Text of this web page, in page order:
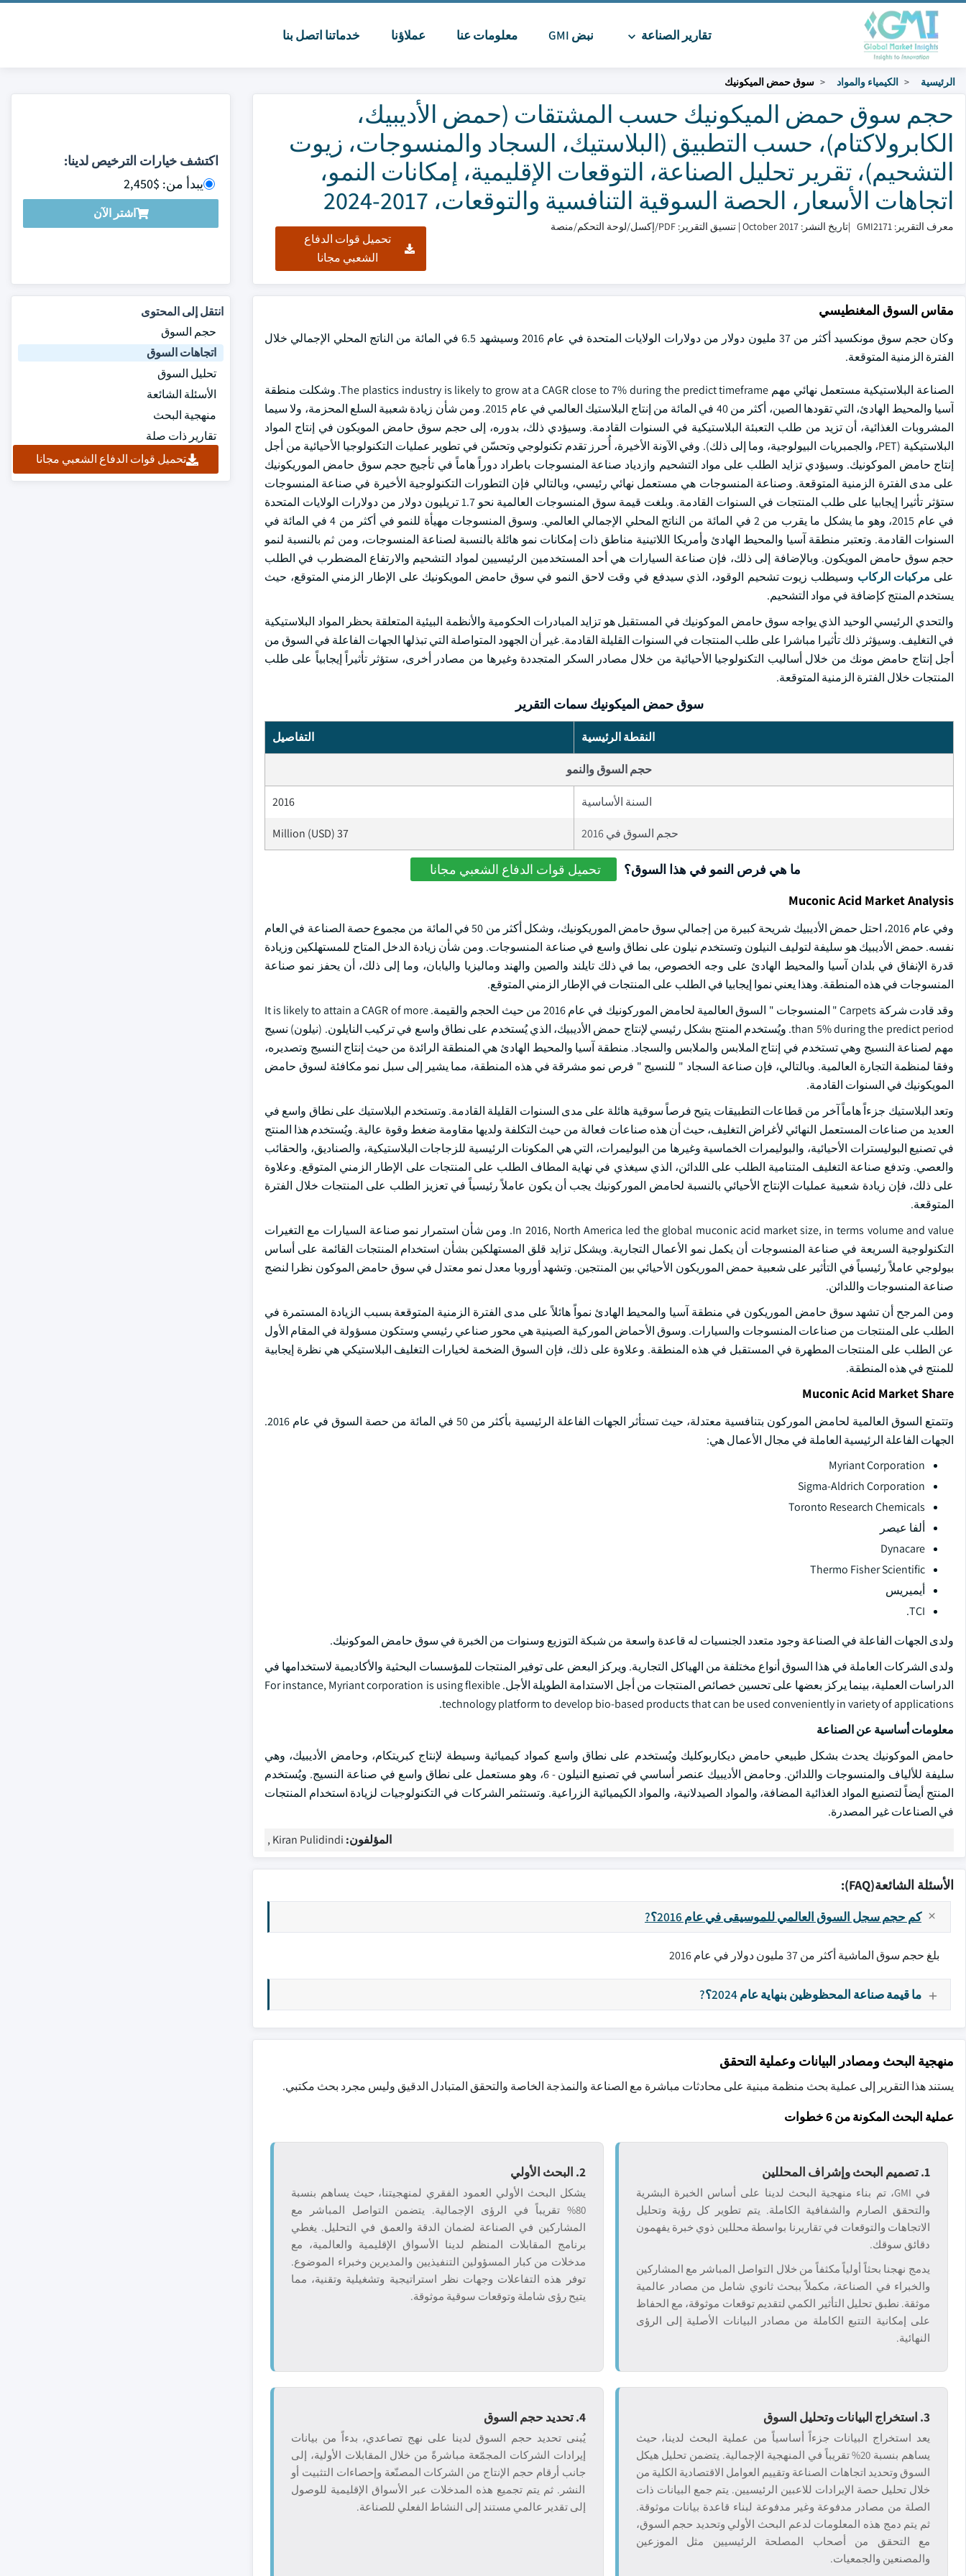
تقارير الصناعة نبض GMI معلومات عنا عملاؤنا خدماتنا اتصل بنا
الرئيسية الكيمياء والمواد سوق حمض الميكونيك
حجم سوق حمض الميكونيك حسب المشتقات (حمض الأديبيك،
الكابرولاكتام)، حسب التطبيق (البلاستيك، السجاد والمنسوجات، زيوت
التشحيم)، تقرير تحليل الصناعة، التوقعات الإقليمية، إمكانات النمو،
اتجاهات الأسعار، الحصة السوقية التنافسية والتوقعات، 2017-2024
معرف التقرير: GMI2171 |تاريخ النشر: October 2017 | تنسيق التقرير: PDF/إكسل/لوحة التحكم/منصة
تحميل قوات الدفاع
الشعبي مجانا
اكتشف خيارات الترخيص لدينا:
يبدأ من: $2,450
اشتر الآن
مقاس السوق المغنطيسي
وكان حجم سوق مونكسيد أكثر من 37 مليون دولار من دولارات الولايات المتحدة في عام 2016 وسيشهد 6.5 في المائة من الناتج المحلي الإجمالي خلال
الفترة الزمنية المتوقعة.
الصناعة البلاستيكية مستعمل نهائي مهم The plastics industry is likely to grow at a CAGR close to 7% during the predict timeframe. وشكلت منطقة
آسيا والمحيط الهادئ، التي تقودها الصين، أكثر من 40 في المائة من إنتاج البلاستيك العالمي في عام 2015. ومن شأن زيادة شعبية السلع المحزمة، ولا سيما
المشروبات الغذائية، أن تزيد من طلب التعبئة البلاستيكية في السنوات القادمة. وسيؤدي ذلك، بدوره، إلى حجم سوق حامض المويكون في إنتاج المواد
البلاستيكية (PET، والجمبريات البيولوجية، وما إلى ذلك). وفي الآونة الأخيرة، أُحرز تقدم تكنولوجي وتحسّن في تطوير عمليات التكنولوجيا الأحيائية من أجل
إنتاج حامض الموكونيك. وسيؤدي تزايد الطلب على مواد التشحيم وازدياد صناعة المنسوجات باطراد دوراً هاماً في تأجيج حجم سوق حامض الموريكونيك
على مدى الفترة الزمنية المتوقعة. وصناعة المنسوجات هي مستعمل نهائي رئيسي، وبالتالي فإن التطورات التكنولوجية الأخيرة في صناعة المنسوجات
ستؤثر تأثيرا إيجابيا على طلب المنتجات في السنوات القادمة. وبلغت قيمة سوق المنسوجات العالمية نحو 1.7 تريليون دولار من دولارات الولايات المتحدة
في عام 2015، وهو ما يشكل ما يقرب من 2 في المائة من الناتج المحلي الإجمالي العالمي. وسوق المنسوجات مهيأة للنمو في أكثر من 4 في المائة في
السنوات القادمة. وتعتبر منطقة آسيا والمحيط الهادئ وأمريكا اللاتينية مناطق ذات إمكانات نمو هائلة بالنسبة لصناعة المنسوجات، ومن ثم بالنسبة لنمو
حجم سوق حامض المويكون. وبالإضافة إلى ذلك، فإن صناعة السيارات هي أحد المستخدمين الرئيسيين لمواد التشحيم والارتفاع المضطرب في الطلب
على مركبات الركاب وسيطلب زيوت تشحيم الوقود، الذي سيدفع في وقت لاحق النمو في سوق حامض المويكونيك على الإطار الزمني المتوقع، حيث
يستخدم المنتج كإضافة في مواد التشحيم.
والتحدي الرئيسي الوحيد الذي يواجه سوق حامض الموكونيك في المستقبل هو تزايد المبادرات الحكومية والأنظمة البيئية المتعلقة بحظر المواد البلاستيكية
في التغليف. وسيؤثر ذلك تأثيرا مباشرا على طلب المنتجات في السنوات القليلة القادمة. غير أن الجهود المتواصلة التي تبذلها الجهات الفاعلة في السوق من
أجل إنتاج حامض مونك من خلال أساليب التكنولوجيا الأحيائية من خلال مصادر السكر المتجددة وغيرها من مصادر أخرى، ستؤثر تأثيراً إيجابياً على طلب
المنتجات خلال الفترة الزمنية المتوقعة.
سوق حمض الميكونيك سمات التقرير
النقطة الرئيسية التفاصيل
حجم السوق والنمو
السنة الأساسية 2016
حجم السوق في 2016 37 Million (USD)
ما هي فرص النمو في هذا السوق؟
تحميل قوات الدفاع الشعبي مجانا
Muconic Acid Market Analysis
وفي عام 2016، احتل حمض الأديبيك شريحة كبيرة من إجمالي سوق حامض الموريكونيك، وشكل أكثر من 50 في المائة من مجموع حصة الصناعة في العام
نفسه. حمض الأديبيك هو سليفة لتوليف النيلون وتستخدم نيلون على نطاق واسع في صناعة المنسوجات. ومن شأن زيادة الدخل المتاح للمستهلكين وزيادة
قدرة الإنفاق في بلدان آسيا والمحيط الهادئ على وجه الخصوص، بما في ذلك تايلند والصين والهند وماليزيا واليابان، وما إلى ذلك، أن يحفز نمو صناعة
المنسوجات في هذه المنطقة. وهذا يعني نموا إيجابيا في الطلب على المنتجات في الإطار الزمني المتوقع.
وقد قادت شركة Carpets " المنسوجات " السوق العالمية لحامض الموركونيك في عام 2016 من حيث الحجم والقيمة. It is likely to attain a CAGR of more
than 5% during the predict period. ويُستخدم المنتج بشكل رئيسي لإنتاج حمض الأديبيك، الذي يُستخدم على نطاق واسع في تركيب النايلون. (نيلون) نسيج
مهم لصناعة النسيج وهي تستخدم في إنتاج الملابس والملابس والسجاد. منطقة آسيا والمحيط الهادئ هي المنطقة الرائدة من حيث إنتاج النسيج وتصديره،
وفقا لمنظمة التجارة العالمية. وبالتالي، فإن صناعة السجاد " للنسيج " فرص نمو مشرقة في هذه المنطقة، مما يشير إلى سبل نمو مكافئة لسوق حامض
المويكونيك في السنوات القادمة.
وتعد البلاستيك جزءاً هاماً آخر من قطاعات التطبيقات يتيح فرصاً سوقية هائلة على مدى السنوات القليلة القادمة. وتستخدم البلاستيك على نطاق واسع في
العديد من صناعات المستعمل النهائي لأغراض التغليف، حيث أن هذه صناعات فعالة من حيث التكلفة ولديها مقاومة ضغط وقوة عالية. ويُستخدم هذا المنتج
في تصنيع البوليسترات الأحيائية، والبوليمرات الخماسية وغيرها من البوليمرات، التي هي المكونات الرئيسية للزجاجات البلاستيكية، والصناديق، والحقائب
والعصي. وتدفع صناعة التغليف المتنامية الطلب على اللدائن، الذي سيغذي في نهاية المطاف الطلب على المنتجات على الإطار الزمني المتوقع. وعلاوة
على ذلك، فإن زيادة شعبية عمليات الإنتاج الأحيائي بالنسبة لحامض الموركونيك يجب أن يكون عاملاً رئيسياً في تعزيز الطلب على المنتجات خلال الفترة
المتوقعة.
In 2016, North America led the global muconic acid market size, in terms volume and value. ومن شأن استمرار نمو صناعة السيارات مع التغيرات
التكنولوجية السريعة في صناعة المنسوجات أن يكمل نمو الأعمال التجارية. ويشكل تزايد قلق المستهلكين بشأن استخدام المنتجات القائمة على أساس
بيولوجي عاملاً رئيسياً في التأثير على شعبية حمض الموريكون الأحيائي بين المنتجين. وتشهد أوروبا معدل نمو معتدل في سوق حامض الموكون نظرا لنضج
صناعة المنسوجات واللدائن.
ومن المرجح أن تشهد سوق حامض الموريكون في منطقة آسيا والمحيط الهادئ نمواً هائلاً على مدى الفترة الزمنية المتوقعة بسبب الزيادة المستمرة في
الطلب على المنتجات من صناعات المنسوجات والسيارات. وسوق الأحماض الموركية الصينية هي محور صناعي رئيسي وستكون مسؤولة في المقام الأول
عن الطلب على المنتجات المطهرة في المستقبل في هذه المنطقة. وعلاوة على ذلك، فإن السوق الضخمة لخيارات التغليف البلاستيكي هي نظرة إيجابية
للمنتج في هذه المنطقة.
Muconic Acid Market Share
وتتمتع السوق العالمية لحامض الموركون بتنافسية معتدلة، حيث تستأثر الجهات الفاعلة الرئيسية بأكثر من 50 في المائة من حصة السوق في عام 2016.
الجهات الفاعلة الرئيسية العاملة في مجال الأعمال هي:
Myriant Corporation
Sigma-Aldrich Corporation
Toronto Research Chemicals
ألفا عيصر
Dynacare
Thermo Fisher Scientific
أيميريس
TCI.
ولدى الجهات الفاعلة في الصناعة وجود متعدد الجنسيات له قاعدة واسعة من شبكة التوزيع وسنوات من الخبرة في سوق حامض الموكونيك.
ولدى الشركات العاملة في هذا السوق أنواع مختلفة من الهياكل التجارية. ويركز البعض على توفير المنتجات للمؤسسات البحثية والأكاديمية لاستخدامها في
الدراسات العملية، بينما يركز بعضها على تحسين خصائص المنتجات من أجل الاستدامة الطويلة الأجل. For instance, Myriant corporation is using flexible
technology platform to develop bio-based products that can be used conveniently in variety of applications.
معلومات أساسية عن الصناعة
حامض الموكونيك يحدث بشكل طبيعي حامض ديكاربوكليك ويُستخدم على نطاق واسع كمواد كيميائية وسيطة لإنتاج كبريتكام، وحامض الأديبيك، وهي
سليفة للألياف والمنسوجات واللدائن. وحامض الأديبيك عنصر أساسي في تصنيع النيلون - 6، وهو مستعمل على نطاق واسع في صناعة النسيج. ويُستخدم
المنتج أيضاً لتصنيع المواد الغذائية المضافة، والمواد الصيدلانية، والمواد الكيميائية الزراعية. وتستثمر الشركات في التكنولوجيات لزيادة استخدام المنتجات
في الصناعات غير المصدرة.
المؤلفون: Kiran Pulidindi ,
الأسئلة الشائعة(FAQ):
كم حجم سجل السوق العالمي للموسيقى في عام 2016؟?
بلغ حجم سوق الماشية أكثر من 37 مليون دولار في عام 2016
ما قيمة صناعة المحظوظين بنهاية عام 2024؟?
منهجية البحث ومصادر البيانات وعملية التحقق
يستند هذا التقرير إلى عملية بحث منظمة مبنية على محادثات مباشرة مع الصناعة والنمذجة الخاصة والتحقق المتبادل الدقيق وليس مجرد بحث مكتبي.
عملية البحث المكونة من 6 خطوات
1. تصميم البحث وإشراف المحللين
في GMI، تم بناء منهجية البحث لدينا على أساس الخبرة البشرية
والتحقق الصارم والشفافية الكاملة. يتم تطوير كل رؤية وتحليل
الاتجاهات والتوقعات في تقاريرنا بواسطة محللين ذوي خبرة يفهمون
دقائق سوقك.
يدمج نهجنا بحثاً أولياً مكثفاً من خلال التواصل المباشر مع المشاركين
والخبراء في الصناعة، مكملاً ببحث ثانوي شامل من مصادر عالمية
موثقة. نطبق تحليل التأثير الكمي لتقديم توقعات موثوقة، مع الحفاظ
على إمكانية التتبع الكاملة من مصادر البيانات الأصلية إلى الرؤى
النهائية.
2. البحث الأولي
يشكل البحث الأولي العمود الفقري لمنهجيتنا، حيث يساهم بنسبة
80% تقريباً في الرؤى الإجمالية. يتضمن التواصل المباشر مع
المشاركين في الصناعة لضمان الدقة والعمق في التحليل. يغطي
برنامج المقابلات المنظم لدينا الأسواق الإقليمية والعالمية، مع
مدخلات من كبار المسؤولين التنفيذيين والمديرين وخبراء الموضوع.
توفر هذه التفاعلات وجهات نظر استراتيجية وتشغيلية وتقنية، مما
يتيح رؤى شاملة وتوقعات سوقية موثوقة.
3. استخراج البيانات وتحليل السوق
يعد استخراج البيانات جزءاً أساسياً من عملية البحث لدينا، حيث
يساهم بنسبة 20% تقريباً في المنهجية الإجمالية. يتضمن تحليل هيكل
السوق وتحديد اتجاهات الصناعة وتقييم العوامل الاقتصادية الكلية من
خلال تحليل حصة الإيرادات للاعبين الرئيسيين. يتم جمع البيانات ذات
الصلة من مصادر مدفوعة وغير مدفوعة لبناء قاعدة بيانات موثوقة.
ثم يتم دمج هذه المعلومات لدعم البحث الأولي وتحديد حجم السوق،
مع التحقق من أصحاب المصلحة الرئيسيين مثل الموزعين
والمصنعين والجمعيات.
4. تحديد حجم السوق
يُبنى تحديد حجم السوق لدينا على نهج تصاعدي، بدءاً من بيانات
إيرادات الشركات المجمّعة مباشرةً من خلال المقابلات الأولية، إلى
جانب أرقام حجم الإنتاج من الشركات المصنّعة وإحصاءات التثبيت أو
النشر. ثم يتم تجميع هذه المدخلات عبر الأسواق الإقليمية للوصول
إلى تقدير عالمي مستند إلى النشاط الفعلي للصناعة.
انتقل إلى المحتوى
حجم السوق
اتجاهات السوق
تحليل السوق
الأسئلة الشائعة
منهجية البحث
تقارير ذات صلة
تحميل قوات الدفاع الشعبي مجانا